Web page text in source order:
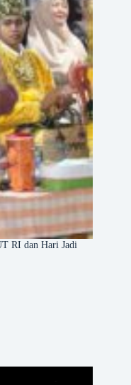
RI dan Hari Jadi